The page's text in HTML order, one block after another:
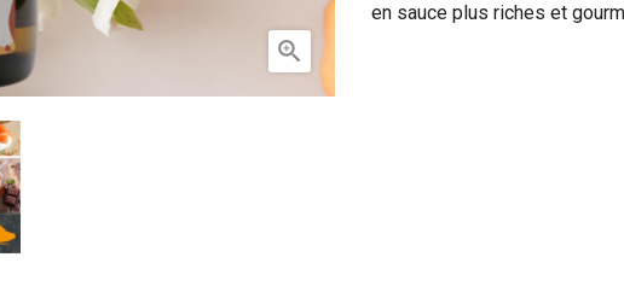

en sauce plus riches et